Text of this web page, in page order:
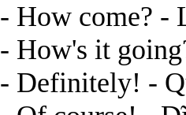
- How come? -
- How's it
- Definitely! -